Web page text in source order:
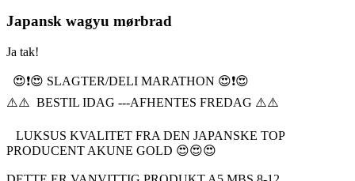
Japansk wagyu mørbrad
Ja tak!
😍❗️😍 SLAGTER/DELI MARATHON 😍❗️😍
⚠️⚠️ BESTIL IDAG ---AFHENTES FREDAG ⚠️⚠️
LUKSUS KVALITET FRA DEN JAPANSKE TOP
PRODUCENT AKUNE GOLD 😍😍😍